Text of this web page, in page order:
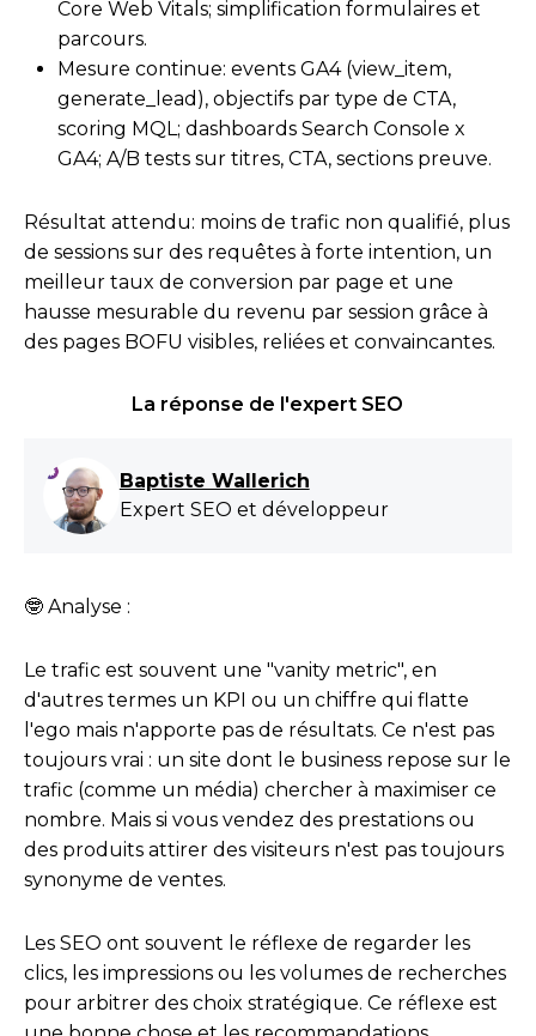
Core Web Vitals; simplification formulaires et
parcours.
Mesure continue: events GA4 (view_item,
generate_lead), objectifs par type de CTA,
scoring MQL; dashboards Search Console x
GA4; A/B tests sur titres, CTA, sections preuve.
Résultat attendu: moins de trafic non qualifié, plus
de sessions sur des requêtes à forte intention, un
meilleur taux de conversion par page et une
hausse mesurable du revenu par session grâce à
des pages BOFU visibles, reliées et convaincantes.
La réponse de l'expert SEO
Baptiste Wallerich
Expert SEO et développeur
🤓 Analyse :
Le trafic est souvent une "vanity metric", en
d'autres termes un KPI ou un chiffre qui flatte
l'ego mais n'apporte pas de résultats. Ce n'est pas
toujours vrai : un site dont le business repose sur le
trafic (comme un média) chercher à maximiser ce
nombre. Mais si vous vendez des prestations ou
des produits attirer des visiteurs n'est pas toujours
synonyme de ventes.
Les SEO ont souvent le réflexe de regarder les
clics, les impressions ou les volumes de recherches
pour arbitrer des choix stratégique. Ce réflexe est